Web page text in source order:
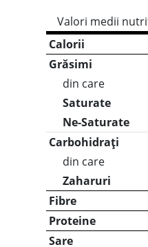
Valori medii
Calorii
Grăsimi
din care
Saturate
Ne-Saturate
Carbohidrați
din care
Zaharuri
Fibre
Proteine
Sare